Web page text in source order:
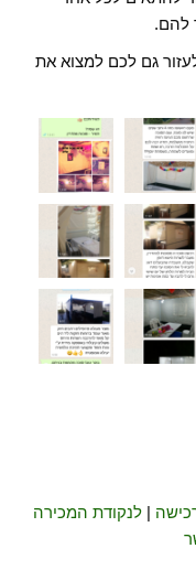
להם.
גם לכם למצוא את
| לנקודת המכירה